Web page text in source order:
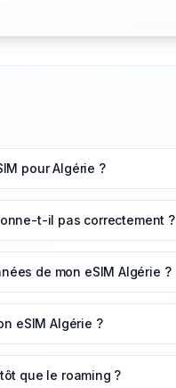
pour Algérie ?
t-il pas correctement ?
de mon eSIM Algérie ?
eSIM Algérie ?
que le roaming ?